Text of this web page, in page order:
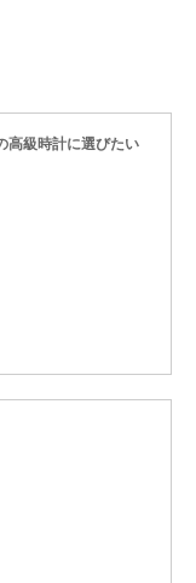
高級時計に選びたい